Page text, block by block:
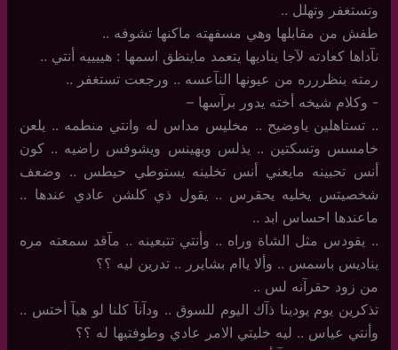
وتستغفر وتهلل ..
طفش من مقابلها وهي مسفهته ماكنها تشوفه ..
نآداها كعادته لآجا يناديها يتعمد ماينظق اسمها : هييييه أنتي ..
رمته بنظررره من عيونها النآعسه .. ورجعت تستغفر ..
-‏ وكلام شيخه أخته يدور برآسها –
..‏ تستاهلين ياوضيح .. مخليس مداس له وانتي منطمه .. يلعن
خامسس وتسكتين .. يذلس ويهينس ويشوفس راضيه .. كون
أنس تحبينه مايعني أنس تخلينه يستوطي حيطس .. وضعف
شخصيتس يخليه يحقرس .. يقول ذي كلشن عادي عندها ..
ماعندها احساس ابد ..
..‏ يقودس مثل الشاة وراه .. وأنتي تتبعينه .. مآقد سمعته مره
يناديس باسمس .. وألا ياام بشايرر .. تدرين ليه ؟؟
من زود حقرآنه لس ..
تذكرين يوم يودينا ذآك اليوم للسوق .. ودآنآ كلنا لو هيآ أختس ..
وأنتي عياس .. ليه خليتي الامر عادي وطوفتيها له ؟؟